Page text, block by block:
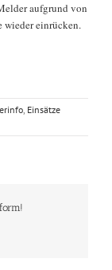
aufgrund von
wieder einrücken.
, Einsätze